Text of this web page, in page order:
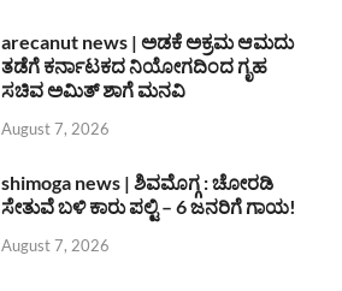
arecanut news | ಅಡಕೆ ಅಕ್ರಮ ಆಮದು
ತಡೆಗೆ ಕರ್ನಾಟಕದ ನಿಯೋಗದಿಂದ ಗೃಹ
ಸಚಿವ ಅಮಿತ್ ಶಾಗೆ ಮನವಿ
August 7, 2026
shimoga news | ಶಿವಮೊಗ್ಗ : ಚೋರಡಿ
ಸೇತುವೆ ಬಳಿ ಕಾರು ಪಲ್ಟಿ – 6 ಜನರಿಗೆ ಗಾಯ!
August 7, 2026